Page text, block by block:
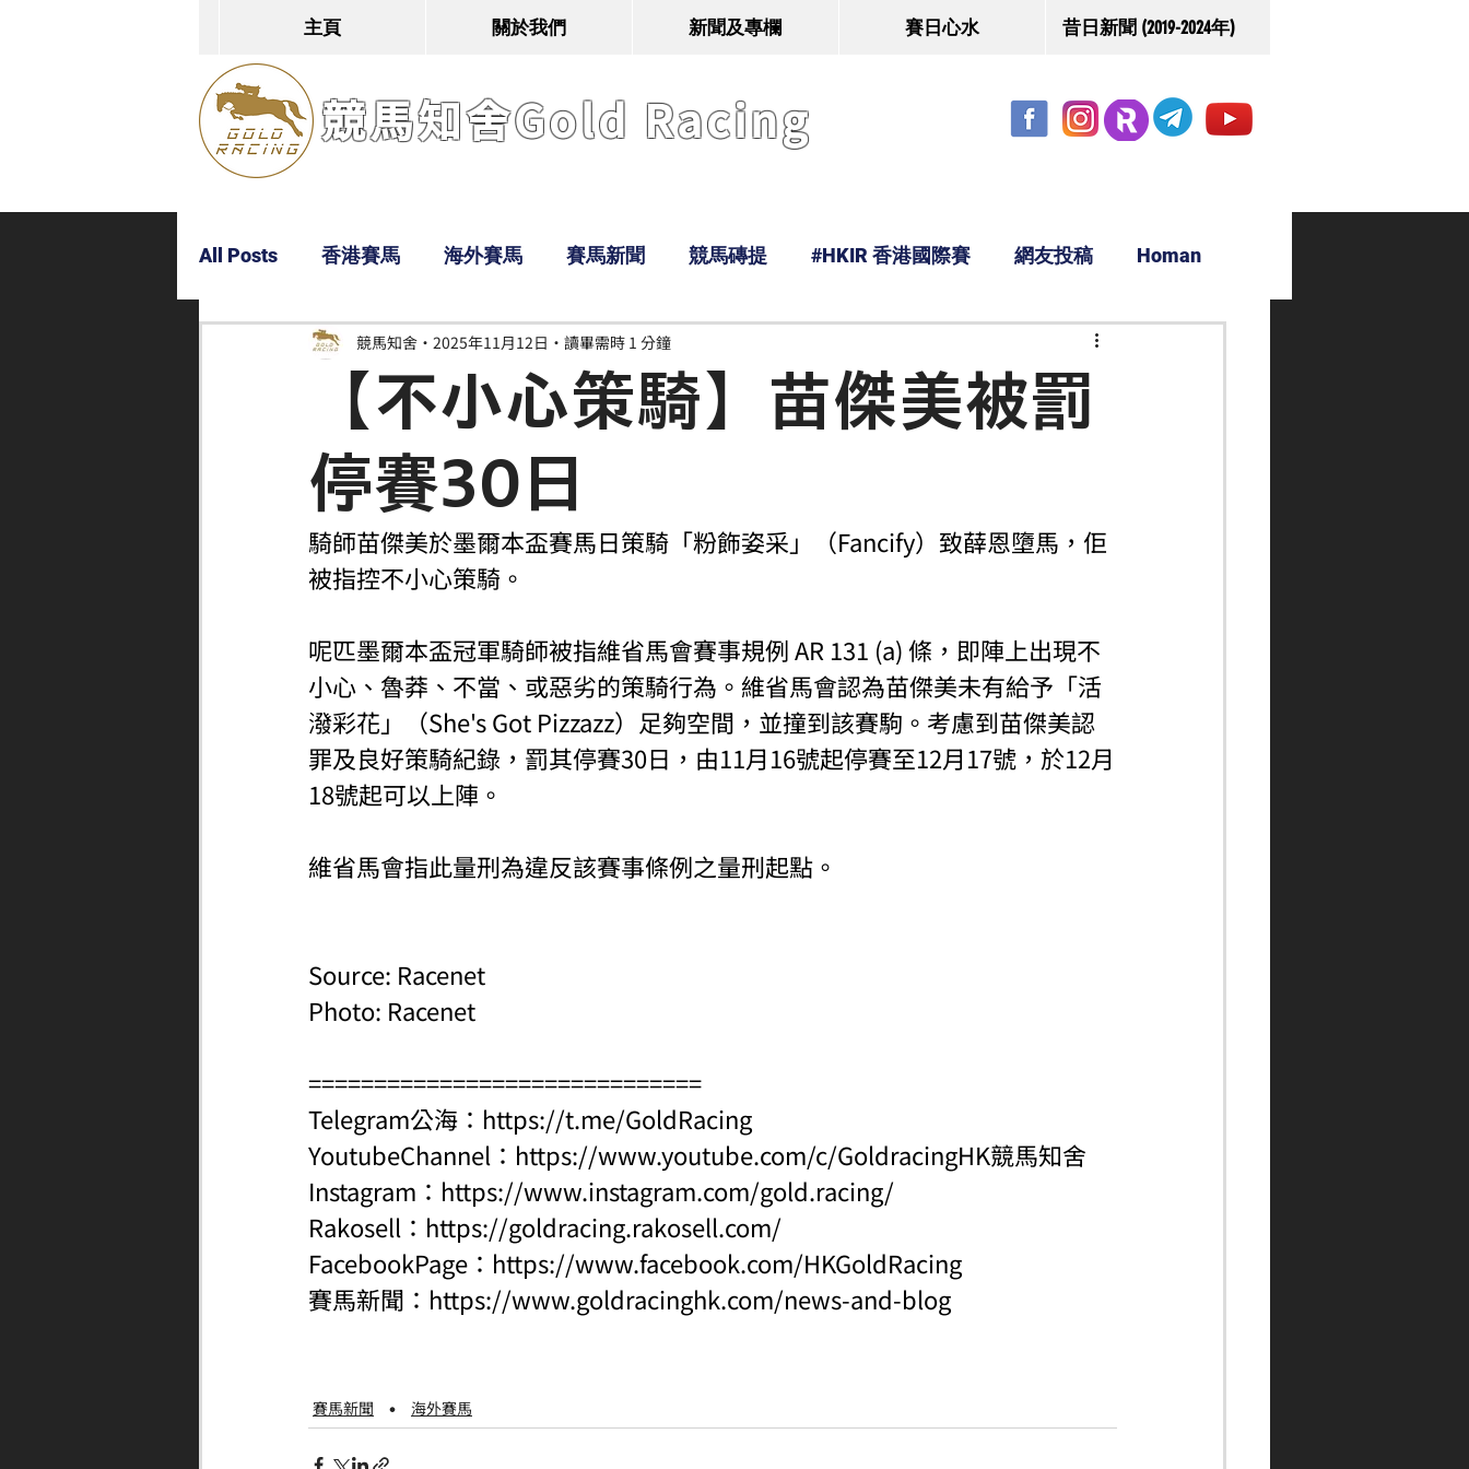
主頁 關於我們 新聞及專欄 賽日心水 昔日新聞 (2019-2024年)
競馬知舍Gold Racing
All Posts 香港賽馬 海外賽馬 賽馬新聞 競馬磚提 #HKIR 香港國際賽 網友投稿 Homan
Bobby 超仔 Tony 鹿 經典戰線
【不小心策騎】苗傑美被罰
停賽30日
競馬知舍 2025年11月12日 讀畢需時 1 分鐘
騎師苗傑美於墨爾本盃賽馬日策騎「粉飾姿采」（Fancify）致薛恩墮馬，佢
被指控不小心策騎。
呢匹墨爾本盃冠軍騎師被指維省馬會賽事規例 AR 131 (a) 條，即陣上出現不
小心、魯莽、不當、或惡劣的策騎行為。維省馬會認為苗傑美未有給予「活
潑彩花」（She's Got Pizzazz）足夠空間，並撞到該賽駒。考慮到苗傑美認
罪及良好策騎紀錄，罰其停賽30日，由11月16號起停賽至12月17號，於12月
18號起可以上陣。
維省馬會指此量刑為違反該賽事條例之量刑起點。
Source: Racenet
Photo: Racenet
==============================
Telegram公海： https://t.me/GoldRacing
YoutubeChannel： https://www.youtube.com/c/GoldracingHK競馬知舍
Instagram： https://www.instagram.com/gold.racing/
Rakosell： https://goldracing.rakosell.com/
FacebookPage： https://www.facebook.com/HKGoldRacing
賽馬新聞： https://www.goldracinghk.com/news-and-blog
賽馬新聞 海外賽馬